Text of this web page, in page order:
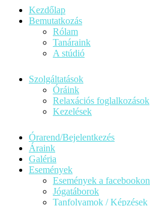
Kezdőlap
Bemutatkozás
Rólam
Tanáraink
A stúdió
Szolgáltatások
Óráink
Relaxációs foglalkozások
Kezelések
Órarend/Bejelentkezés
Áraink
Galéria
Események
Események a facebookon
Jógatáborok
Tanfolyamok / Képzések